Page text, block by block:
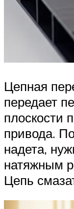
Цепная
передает
плоскости
привода.
надета,
натяжным
Цепь